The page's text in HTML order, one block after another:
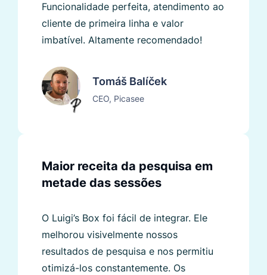
Funcionalidade perfeita, atendimento ao
cliente de primeira linha e valor
imbatível. Altamente recomendado!
Tomáš Balíček
CEO, Picasee
Maior receita da pesquisa em
metade das sessões
O Luigi’s Box foi fácil de integrar. Ele
melhorou visivelmente nossos
resultados de pesquisa e nos permitiu
otimizá-los constantemente. Os